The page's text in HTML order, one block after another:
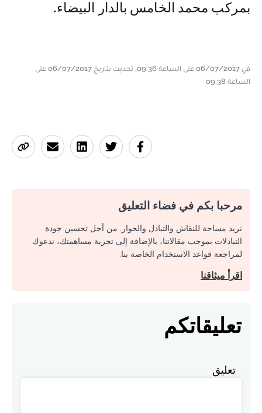
بمركب محمد الخامس بالدار البيضاء.
في 06/07/2017 على الساعة 09:36, تحديث بتاريخ 06/07/2017 على
الساعة 09:38
مرحبا بكم في فضاء التعليق
نريد مساحة للنقاش والتبادل والحوار. من أجل تحسين جودة
التبادلات بموجب مقالاتنا، بالإضافة إلى تجربة مساهمتك، ندعوك
لمراجعة قواعد الاستخدام الخاصة بنا.
اقرأ ميثاقنا
تعليقاتكم
تعليق